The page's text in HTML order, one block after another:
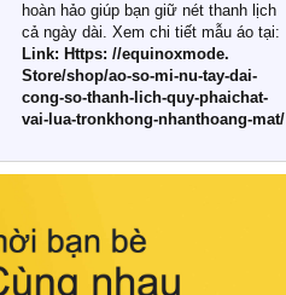
Khác với các dòng sản phẩm thông
thường, những bộ chăn ga gối đệm
cao cấp trải qua quy trình sản xuất
nghiêm ngặt từ khâu chọn lọc nguyên
liệu tự nhiên đến công nghệ dệt
nhuộm hiện đại không chứa hóa chất
này, bạn sẽ cảm nhận rõ rệt sự khác
hồi chuẩn xác của phần đệm nâng đỡ
cột sống.
hoàn hảo giúp bạn giữ nét thanh lịch
cả ngày dài. Xem chi tiết mẫu áo tại:
Link: Https: //equinoxmode.
Store/shop/ao-so-mi-nu-tay-dai-
cong-so-thanh-lich-quy-phaichat-
vai-lua-tronkhong-nhanthoang-mat/